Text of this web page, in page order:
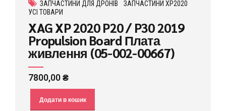
ЗАПЧАСТИНИ ДЛЯ ДРОНІВ
ЗАПЧАСТИНИ XP2020
УСІ ТОВАРИ
XAG XP 2020 P20 / P30 2019
Propulsion Board Плата
живлення (05-002-00667)
7800,00₴
Додати в кошик